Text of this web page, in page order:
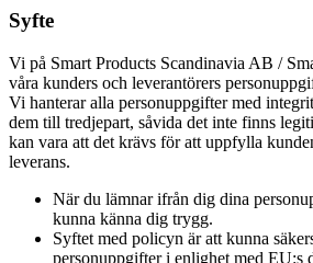
Syfte
Vi på Smart Products Scandinavia AB /
våra kunders och leverantörers
Vi hanterar alla personuppgifter med
dem till tredjepart, såvida det inte finns
kan vara att det krävs för att uppfylla
leverans.
När du lämnar ifrån dig dina
kunna känna dig trygg.
Syftet med policyn är att kunna
personuppgifter i enlighet med EU:s